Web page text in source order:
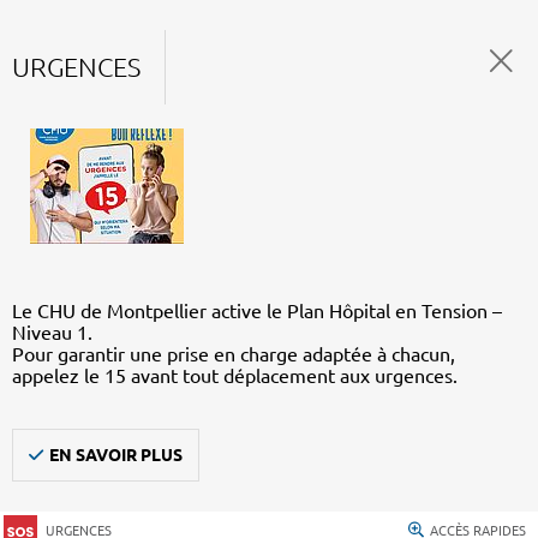
URGENCES
Le CHU de Montpellier active le Plan Hôpital en Tension –
Niveau 1.
Pour garantir une prise en charge adaptée à chacun,
appelez le 15 avant tout déplacement aux urgences.
EN SAVOIR PLUS
URGENCES ACCÈS RAPIDES